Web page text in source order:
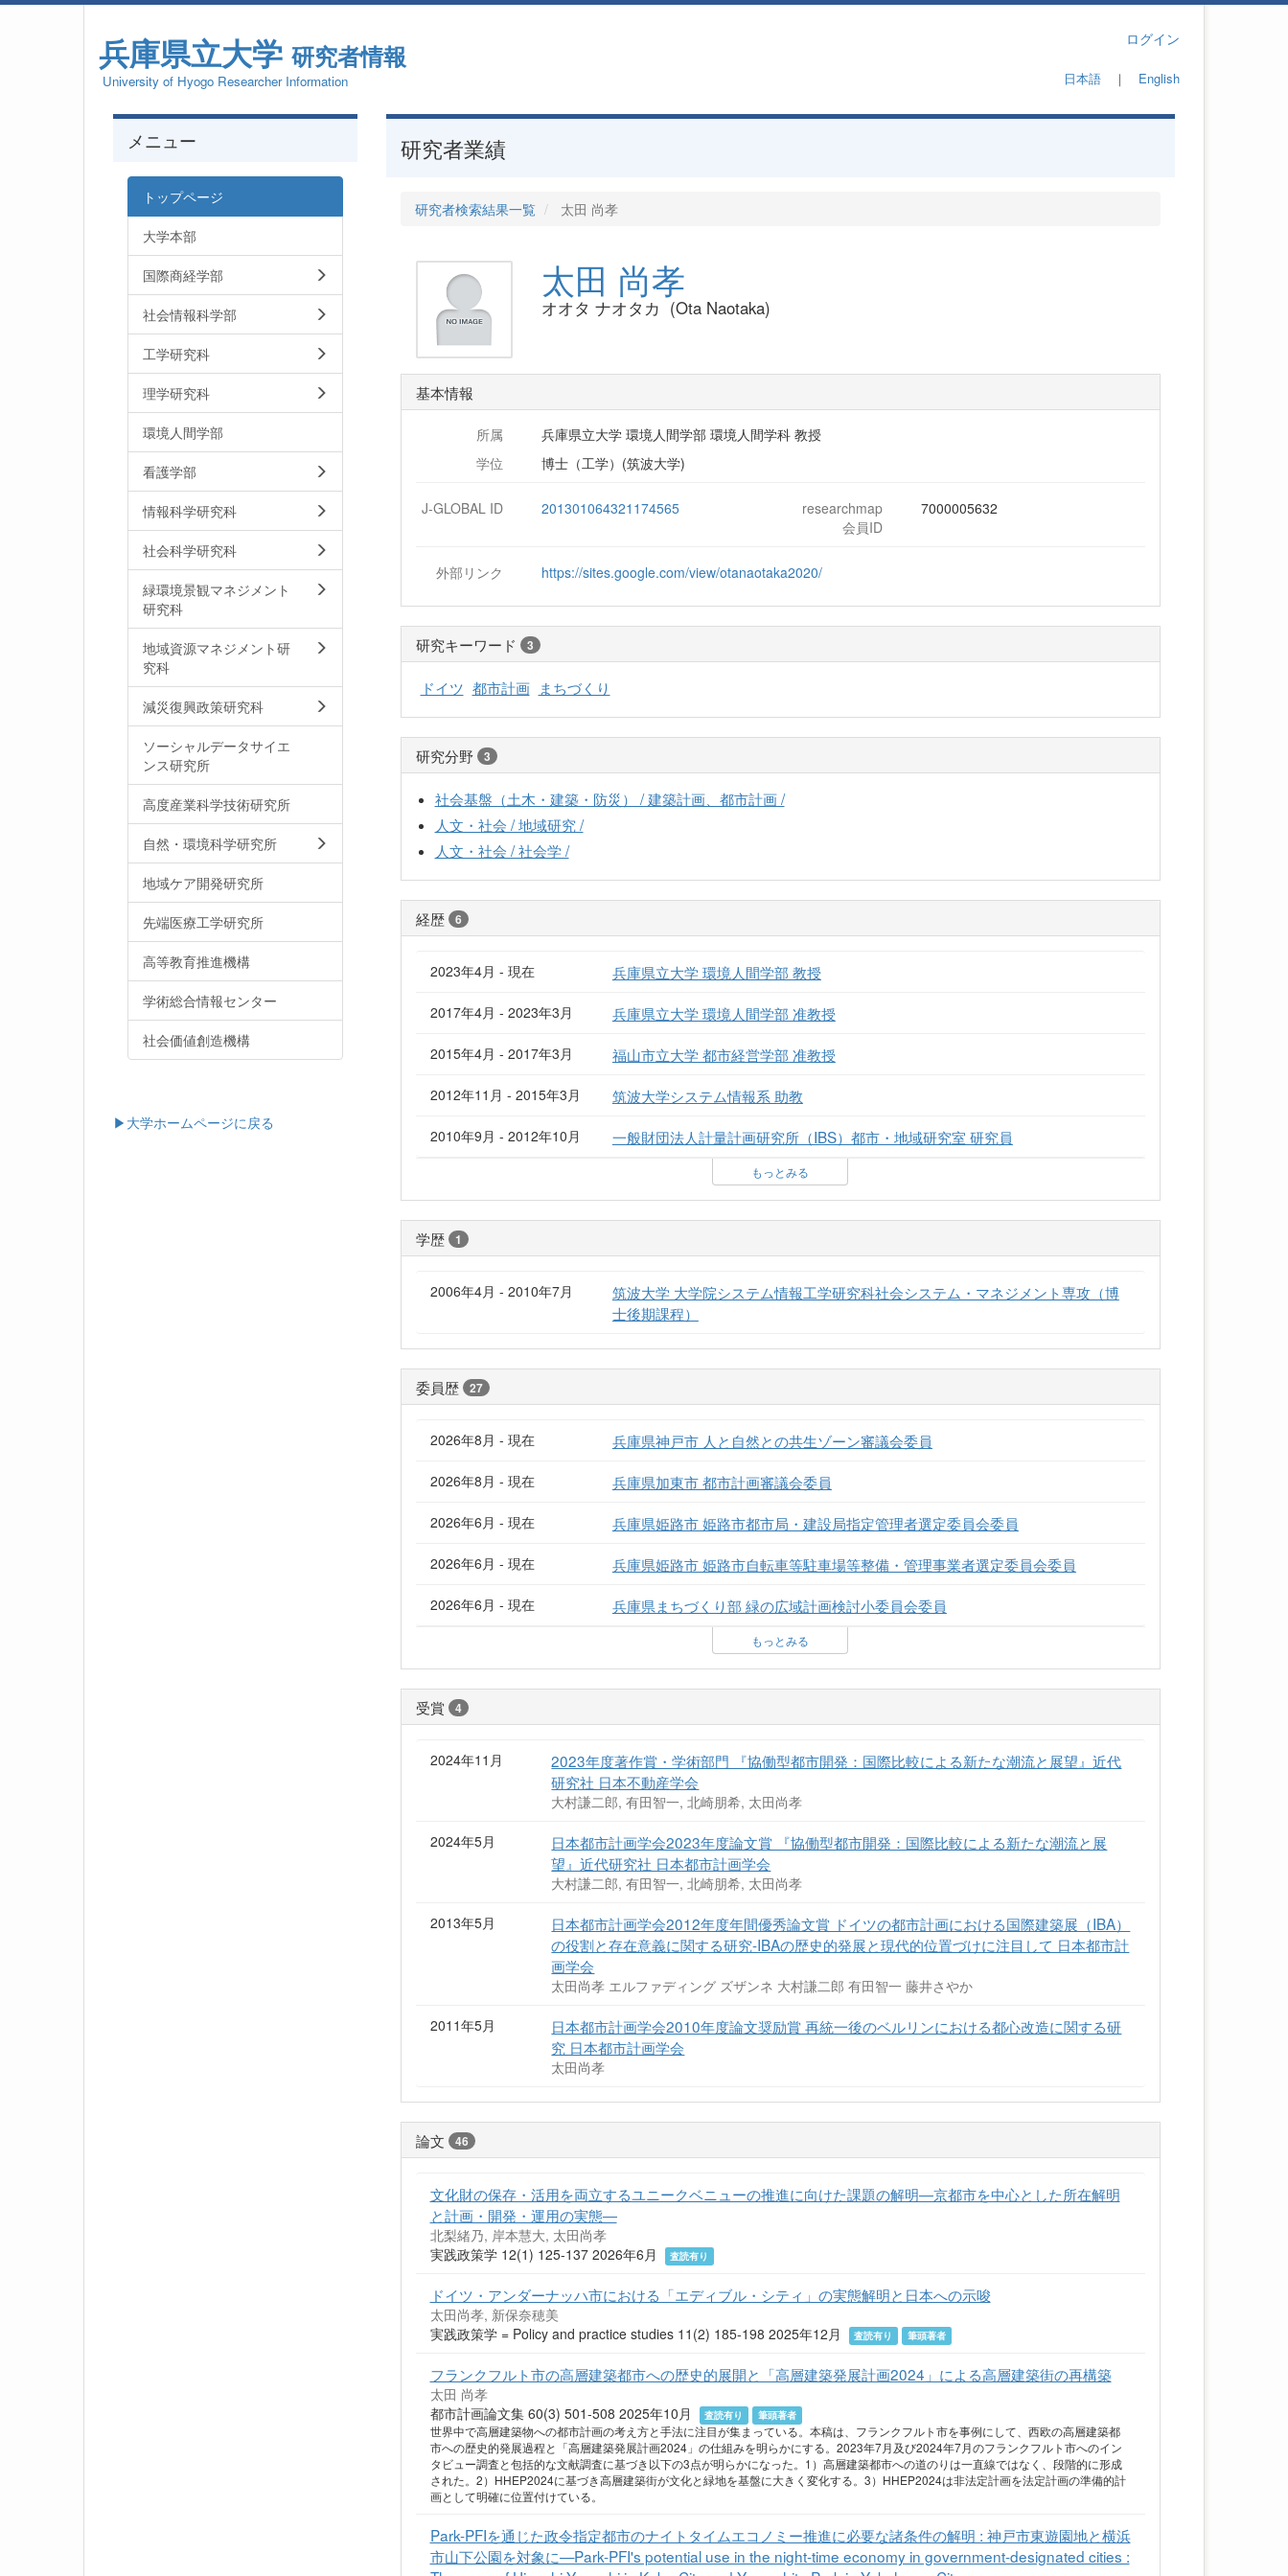
兵庫県立大学 研究者情報
University of Hyogo Researcher Information
ログイン
日本語｜ English
研究者業績
研究者検索結果一覧 太田 尚孝
太田 尚孝
オオタ ナオタカ (Ota Naotaka)
基本情報
所属
兵庫県立大学 環境人間学部 環境人間学科 教授
学位
博士（工学）(筑波大学)
J-GLOBAL ID 201301064321174565
researchmap
会員ID
7000005632
外部リンク https://sites.google.com/view/otanaotaka2020/
研究キーワード 3
ドイツ 都市計画 まちづくり
研究分野 3
社会基盤（土木・建築・防災） / 建築計画、都市計画 /
人文・社会 / 地域研究 /
人文・社会 / 社会学 /
経歴 6
2023年4月 - 現在 兵庫県立大学 環境人間学部 教授
2017年4月 - 2023年3月 兵庫県立大学 環境人間学部 准教授
2015年4月 - 2017年3月 福山市立大学 都市経営学部 准教授
2012年11月 - 2015年3月 筑波大学システム情報系 助教
2010年9月 - 2012年10月 一般財団法人計量計画研究所（IBS）都市・地域研究室 研究員
もっとみる
学歴 1
2006年4月 - 2010年7月
筑波大学 大学院システム情報工学研究科社会システム・マネジメント専攻（博
士後期課程）
委員歴 27
2026年8月 - 現在 兵庫県神戸市 人と自然との共生ゾーン審議会委員
2026年8月 - 現在 兵庫県加東市 都市計画審議会委員
2026年6月 - 現在 兵庫県姫路市 姫路市都市局・建設局指定管理者選定委員会委員
2026年6月 - 現在 兵庫県姫路市 姫路市自転車等駐車場等整備・管理事業者選定委員会委員
2026年6月 - 現在 兵庫県まちづくり部 緑の広域計画検討小委員会委員
もっとみる
受賞 4
2024年11月
2023年度著作賞・学術部門 『協働型都市開発：国際比較による新たな潮流と展望』近代
研究社 日本不動産学会
大村謙二郎, 有田智一, 北崎朋希, 太田尚孝
2024年5月
日本都市計画学会2023年度論文賞 『協働型都市開発：国際比較による新たな潮流と展
望』近代研究社 日本都市計画学会
大村謙二郎, 有田智一, 北崎朋希, 太田尚孝
2013年5月
日本都市計画学会2012年度年間優秀論文賞 ドイツの都市計画における国際建築展（IBA）
の役割と存在意義に関する研究-IBAの歴史的発展と現代的位置づけに注目して 日本都市計
画学会
太田尚孝 エルファディング ズザンネ 大村謙二郎 有田智一 藤井さやか
2011年5月
日本都市計画学会2010年度論文奨励賞 再統一後のベルリンにおける都心改造に関する研
究 日本都市計画学会
太田尚孝
論文 46
文化財の保存・活用を両立するユニークベニューの推進に向けた課題の解明―京都市を中心とした所在解明
と計画・開発・運用の実態―
北梨緒乃, 岸本慧大, 太田尚孝
実践政策学 12(1) 125-137 2026年6月
査読有り
ドイツ・アンダーナッハ市における「エディブル・シティ」の実態解明と日本への示唆
太田尚孝, 新保奈穂美
実践政策学 = Policy and practice studies 11(2) 185-198 2025年12月
査読有り 筆頭著者
フランクフルト市の高層建築都市への歴史的展開と「高層建築発展計画2024」による高層建築街の再構築
太田 尚孝
都市計画論文集 60(3) 501-508 2025年10月
査読有り 筆頭著者
世界中で高層建築物への都市計画の考え方と手法に注目が集まっている。本稿は、フランクフルト市を事例にして、西欧の高層建築都
市への歴史的発展過程と「高層建築発展計画2024」の仕組みを明らかにする。2023年7月及び2024年7月のフランクフルト市へのイン
タビュー調査と包括的な文献調査に基づき以下の3点が明らかになった。1）高層建築都市への道のりは一直線ではなく、段階的に形成
された。2）HHEP2024に基づき高層建築街が文化と緑地を基盤に大きく変化する。3）HHEP2024は非法定計画を法定計画の準備的計
画として明確に位置付けている。
Park-PFIを通じた政令指定都市のナイトタイムエコノミー推進に必要な諸条件の解明 : 神戸市東遊園地と横浜
市山下公園を対象に—Park-PFI's potential use in the night-time economy in government-designated cities :
メニュー
トップページ
大学本部
国際商経学部
社会情報科学部
工学研究科
理学研究科
環境人間学部
看護学部
情報科学研究科
社会科学研究科
緑環境景観マネジメント
研究科
地域資源マネジメント研
究科
減災復興政策研究科
ソーシャルデータサイエ
ンス研究所
高度産業科学技術研究所
自然・環境科学研究所
地域ケア開発研究所
先端医療工学研究所
高等教育推進機構
学術総合情報センター
社会価値創造機構
▶大学ホームページに戻る